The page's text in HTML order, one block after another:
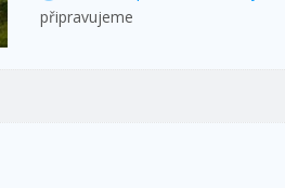
připravujeme